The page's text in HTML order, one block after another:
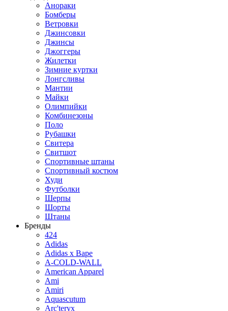
Анораки
Бомберы
Ветровки
Джинсовки
Джинсы
Джоггеры
Жилетки
Зимние куртки
Лонгсливы
Мантии
Майки
Олимпийки
Комбинезоны
Поло
Рубашки
Свитера
Свитшот
Спортивные штаны
Спортивный костюм
Худи
Футболки
Шерпы
Шорты
Штаны
Бренды
424
Adidas
Adidas x Bape
A-COLD-WALL
American Apparel
Ami
Amiri
Aquascutum
Arc'teryx